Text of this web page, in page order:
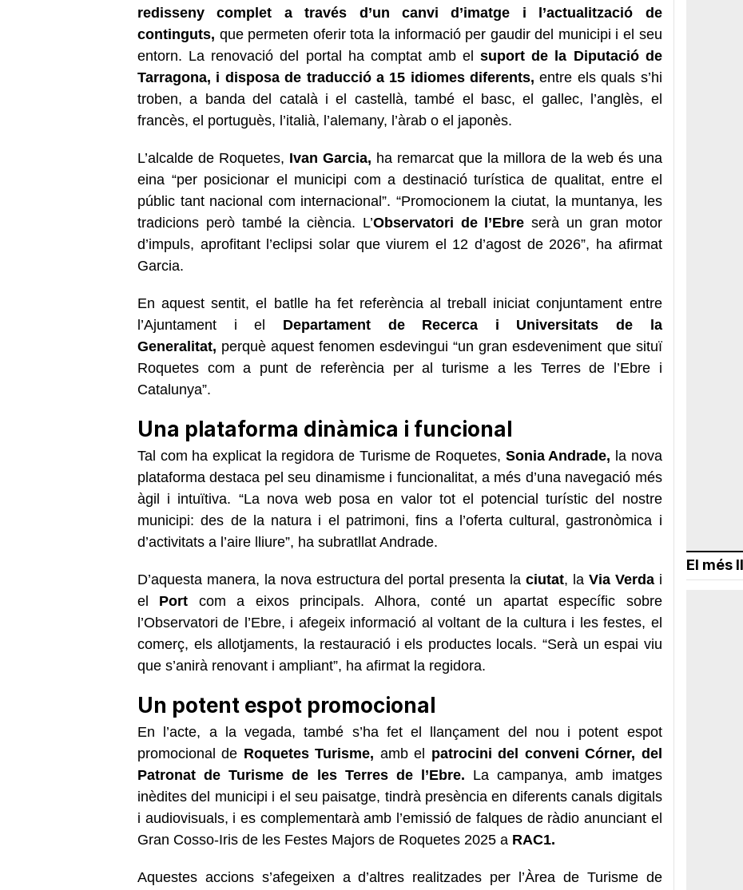
redisseny complet a través d’un canvi d’imatge i l’actualització de
continguts, que permeten oferir tota la informació per gaudir del municipi i el seu
entorn. La renovació del portal ha comptat amb elsuport de la Diputació de
Tarragona, i disposa de traducció a 15 idiomes diferents, entre els quals s’hi
troben, a banda del català i el castellà, també el basc, el gallec, l’anglès, el
francès, el portuguès, l’italià, l’alemany, l’àrab o el japonès.
L’alcalde de Roquetes, Ivan Garcia, ha remarcat que la millora de la web és una
eina “per posicionar el municipi com a destinació turística de qualitat, entre el
públic tant nacional com internacional”. “Promocionem la ciutat, la muntanya, les
tradicions però també la ciència. L’Observatori de l’Ebreserà un gran motor
d’impuls, aprofitant l’eclipsi solar que viurem el 12 d’agost de 2026”, ha afirmat
Garcia.
En aquest sentit, el batlle ha fet referència al treball iniciat conjuntament entre
l’Ajuntament i el Departament de Recerca i Universitats de la
Generalitat, perquè aquest fenomen esdevingui “un gran esdeveniment que situï
Roquetes com a punt de referència per al turisme a les Terres de l’Ebre i
Catalunya”.
Una plataforma dinàmica i funcional
Tal com ha explicat la regidora de Turisme de Roquetes, Sonia Andrade, la nova
plataforma destaca pel seu dinamisme i funcionalitat, a més d’una navegació més
àgil i intuïtiva. “La nova web posa en valor tot el potencial turístic del nostre
municipi: des de la natura i el patrimoni, fins a l’oferta cultural, gastronòmica i
d’activitats a l’aire lliure”, ha subratllat Andrade.
D’aquesta manera, la nova estructura del portal presenta laciutat, la Via Verda i
el Port com a eixos principals. Alhora, conté un apartat específic sobre
l’Observatori de l’Ebre, i afegeix informació al voltant de la cultura i les festes, el
comerç, els allotjaments, la restauració i els productes locals. “Serà un espai viu
que s’anirà renovant i ampliant”, ha afirmat la regidora.
Un potent espot promocional
En l’acte, a la vegada, també s’ha fet el llançament del nou i potent espot
promocional de Roquetes Turisme, amb el patrocini del conveni Córner, del
Patronat de Turisme de les Terres de l’Ebre. La campanya, amb imatges
inèdites del municipi i el seu paisatge, tindrà presència en diferents canals digitals
i audiovisuals, i es complementarà amb l’emissió de falques de ràdio anunciant el
Gran Cosso-Iris de les Festes Majors de Roquetes 2025 a RAC1.
Aquestes accions s’afegeixen a d’altres realitzades per l’Àrea de Turisme de
El més